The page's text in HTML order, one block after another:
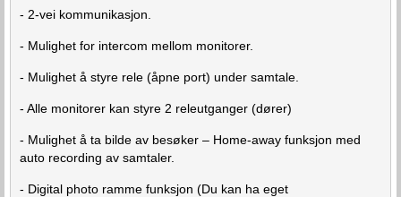
- 2-vei kommunikasjon.
- Mulighet for intercom mellom monitorer.
- Mulighet å styre rele (åpne port) under samtale.
- Alle monitorer kan styre 2 releutganger (dører)
- Mulighet å ta bilde av besøker – Home-away funksjon med
auto recording av samtaler.
- Digital photo ramme funksjon (Du kan ha eget